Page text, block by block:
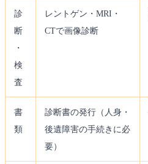
診
断
・
検
査
レントゲン・MRI・
CTで画像診断
書
類
診断書の発行（人身・
後遺障害の手続きに必
要）